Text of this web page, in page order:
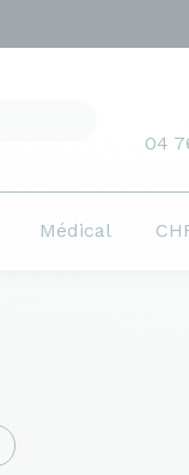
04
Médical